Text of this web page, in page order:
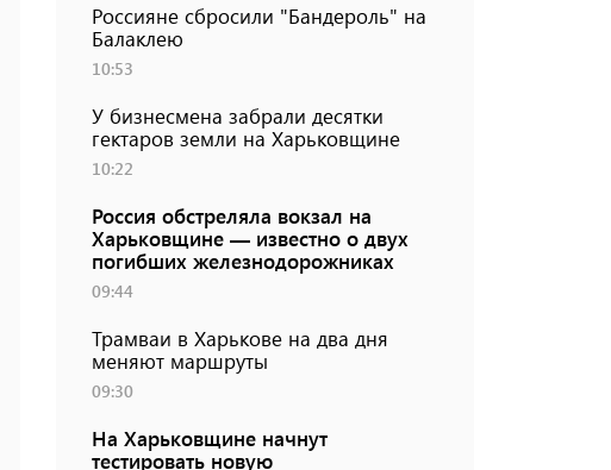
Россияне сбросили "Бандероль" на
Балаклею
10:53
У бизнесмена забрали десятки
гектаров земли на Харьковщине
10:22
Россия обстреляла вокзал на
Харьковщине — известно о двух
погибших железнодорожниках
09:44
Трамваи в Харькове на два дня
меняют маршруты
09:30
На Харьковщине начнут
тестировать новую